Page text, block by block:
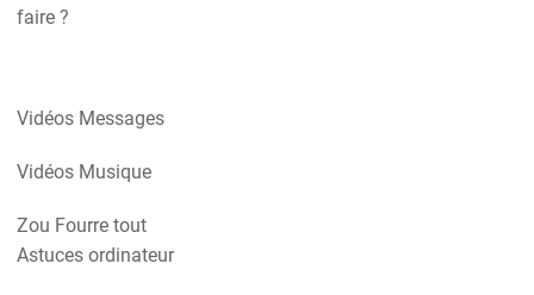
faire ?
Vidéos Messages
Vidéos Musique
Zou Fourre tout
Astuces ordinateur